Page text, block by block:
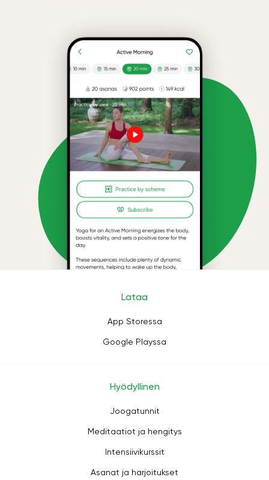
Lataa
App Storessa
Google Playssa
Hyödyllinen
Joogatunnit
Meditaatiot ja hengitys
Intensiivikurssit
Asanat ja harjoitukset